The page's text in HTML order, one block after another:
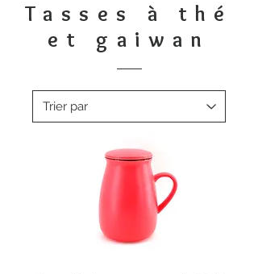
Tasses à thé
et gaiwan